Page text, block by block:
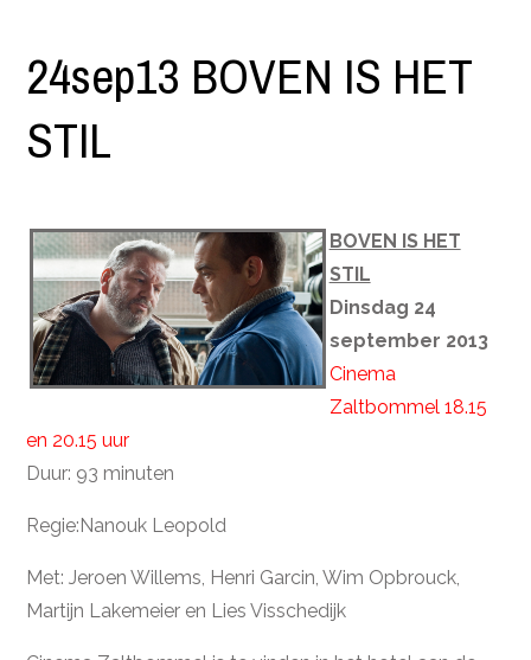
24sep13 BOVEN IS HET
STIL
BOVEN IS HET
STIL
Dinsdag 24
september 2013
Cinema
Zaltbommel 18.15
en 20.15 uur
Duur: 93 minuten
Regie:Nanouk Leopold
Met: Jeroen Willems, Henri Garcin, Wim Opbrouck,
Martijn Lakemeier en Lies Visschedijk